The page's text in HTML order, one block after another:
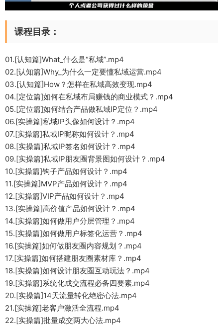
课程目录：
01.[认知篇]What_什么是“私域”.mp4
02.[认知篇]Why_为什么一定要懂私域运营.mp4
03.[认知篇]How？怎样在私域高效变现.mp4
04.[定位篇]如何在私域布局赚钱的商业模式？.mp4
05.[定位篇]如何结合产品做私域IP定位？.mp4
06.[实操篇]私域IP头像如何设计？.mp4
07.[实操篇]私域IP昵称如何设计？.mp4
08.[实操篇]私域IP签名如何设计？.mp4
09.[实操篇]私域IP朋友圈背景图如何设计？.mp4
10.[实操篇]钩子产品如何设计？.mp4
11.[实操篇]MVP产品如何设计？.mp4
12.[实操篇]VIP产品如何设计？.mp4
13.[实操篇]高价值产品如何设计？.mp4
14.[实操篇]如何做用户分层管理？.mp4
15.[实操篇]如何做用户标签化运营？.mp4
16.[实操篇]如何做朋友圈内容规划？.mp4
17.[实操篇]如何搭建朋友圈素材库？.mp4
18.[实操篇]如何设计朋友圈互动玩法？.mp4
19.[实操篇]系统化成交流程必备四要素.mp4
20.[实操篇]14天流量转化绝密心法.mp4
21.[实操篇]老客户激活全流程.mp4
22.[实操篇]批量成交两大心法.mp4